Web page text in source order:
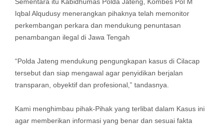
Iqbal Alqudusy menerangkan pihaknya telah memonitor
perkembangan perkara dan mendukung penuntasan
penambangan ilegal di Jawa Tengah
“Polda Jateng mendukung pengungkapan kasus di Cilacap
tersebut dan siap mengawal agar penyidikan berjalan
transparan, obyektif dan profesional,” tandasnya.
Kami menghimbau pihak-Pihak yang terlibat dalam Kasus ini
agar memberikan informasi yang benar dan sesuai fakta